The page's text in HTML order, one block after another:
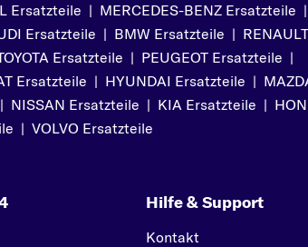
Ersatzteile | MERCEDES-BENZ Ersatzteile |
Ersatzteile | BMW Ersatzteile |
Ersatzteile | PEUGEOT Ersatzteile |
Ersatzteile | HYUNDAI Ersatzteile |
| NISSAN Ersatzteile | KIA Ersatzteile |
| VOLVO Ersatzteile
Hilfe & Support
Kontakt